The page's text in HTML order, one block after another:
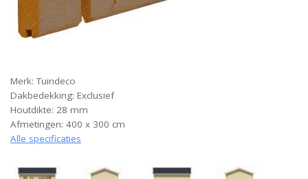
Merk: Tuindeco
Dakbedekking: Exclusief
Houtdikte: 28 mm
Afmetingen: 400 x 300 cm
Alle specificaties